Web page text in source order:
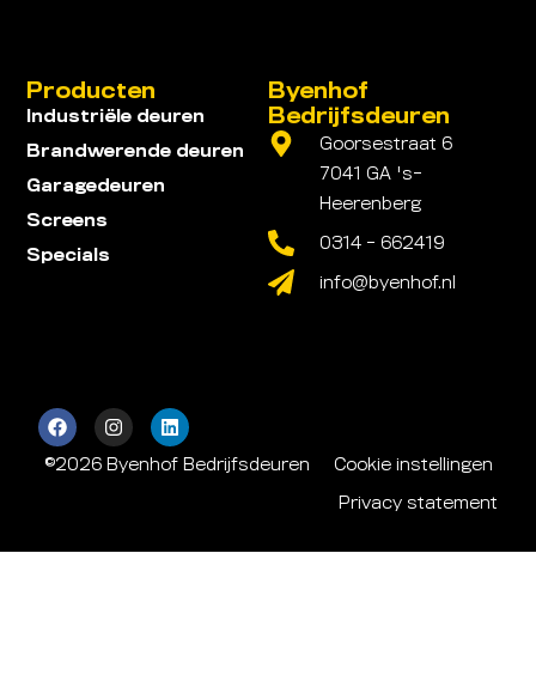
Byenhof
Bedrijfsdeuren
Goorsestraat 6
7041 GA 's-
Heerenberg
0314 - 662419
info@byenhof.nl
Producten
Industriële deuren
Brandwerende deuren
Garagedeuren
Screens
Specials
©2026 Byenhof Bedrijfsdeuren Cookie instellingen
Privacy statement